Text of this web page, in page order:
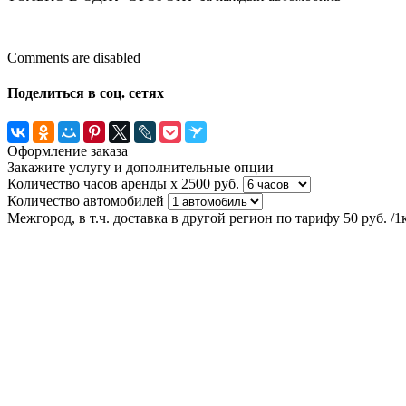
Comments are disabled
Поделиться в соц. сетях
Оформление заказа
Закажите услугу и дополнительные опции
Количество часов аренды х 2500 руб.
Количество автомобилей
Межгород, в т.ч. доставка в другой регион по тарифу 50 руб. /